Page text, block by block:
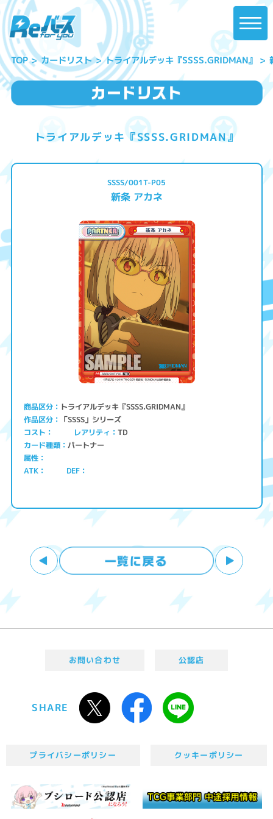
TOP カードリスト トライアルデッキ『SSSS.GRIDMAN』
トライアルデッキ『SSSS.GRIDMAN』
SSSS/001T-P05
新条 アカネ
商品区分 トライアルデッキ『SSSS.GRIDMAN』
作品区分 「SSSS」シリーズ
コスト レアリティ TD
カード種類 パートナー
属性
ATK
DEF
お問い合わせ 公認店
SHARE
プライバシーポリシー クッキーポリシー